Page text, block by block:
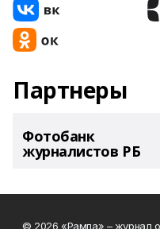
Партнеры
Фотобанк
журналистов РБ
© 2026 «Рампа» – журнал о